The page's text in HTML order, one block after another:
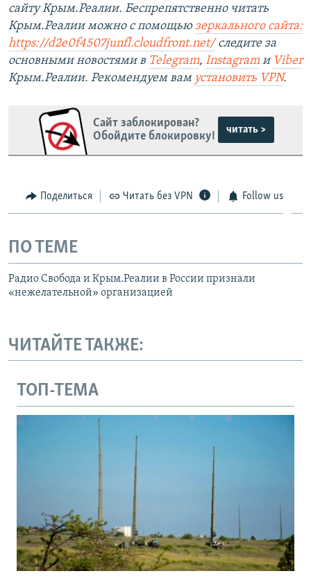
сайту Крым.Реалии. Беспрепятственно читать
Крым.Реалии можно с помощью зеркального сайта:
https://d2e0f4507junfl.cloudfront.net/следите за
основными новостями в Telegram, Instagram и Viber
Крым.Реалии. Рекомендуем вам установить VPN.
Сайт заблокирован?
Обойдите блокировку!
читать >
Поделиться Читать без VPN Follow us
ПО ТЕМЕ
Радио Свобода и Крым.Реалии в России признали
«нежелательной» организацией
ЧИТАЙТЕ ТАКЖЕ:
ТОП-ТЕМА